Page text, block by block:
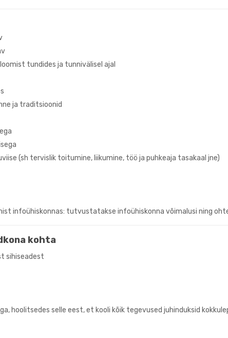
tundides ja tunnivälisel ajal
ja traditsioonid
(sh tervislik toitumine, liikumine, töö ja puhkeaja tasakaal jne)
infoühiskonnas: tutvustatakse infoühiskonna võimalusi ning
kohta
sihiseadest
hoolitsedes selle eest, et kooli kõik tegevused juhinduksid